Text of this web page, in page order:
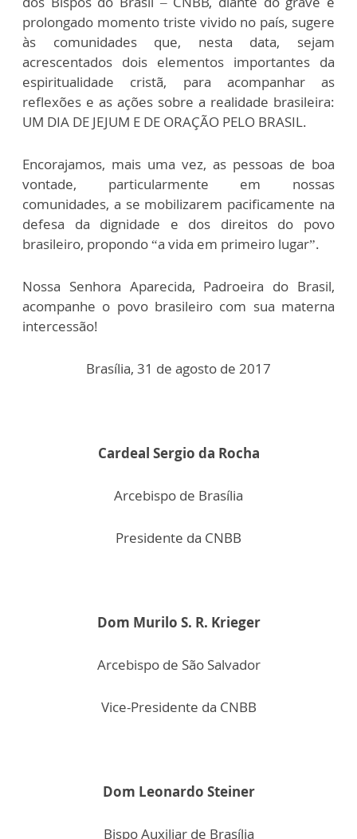
prolongado momento triste vivido no país, sugere
às comunidades que, nesta data, sejam
acrescentados dois elementos importantes da
espiritualidade cristã, para acompanhar as
reflexões e as ações sobre a realidade brasileira:
UM DIA DE JEJUM E DE ORAÇÃO PELO BRASIL.
Encorajamos, mais uma vez, as pessoas de boa
vontade, particularmente em nossas
comunidades, a se mobilizarem pacificamente na
defesa da dignidade e dos direitos do povo
brasileiro, propondo “a vida em primeiro lugar”.
Nossa Senhora Aparecida, Padroeira do Brasil,
acompanhe o povo brasileiro com sua materna
intercessão!
Brasília, 31 de agosto de 2017
Cardeal Sergio da Rocha
Arcebispo de Brasília
Presidente da CNBB
Dom Murilo S. R. Krieger
Arcebispo de São Salvador
Vice-Presidente da CNBB
Dom Leonardo Steiner
Bispo Auxiliar de Brasília